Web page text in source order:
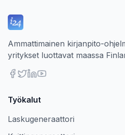
Ammattimainen kirjanpito-
yritykset luottavat maassa
Työkalut
Laskugeneraattori